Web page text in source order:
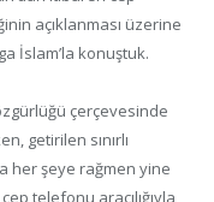
açıklanması üzerine
İslam’la konuştuk.
çerçevesinde
getirilen sınırlı
her şeye rağmen yine
telefonu aracılığıyla